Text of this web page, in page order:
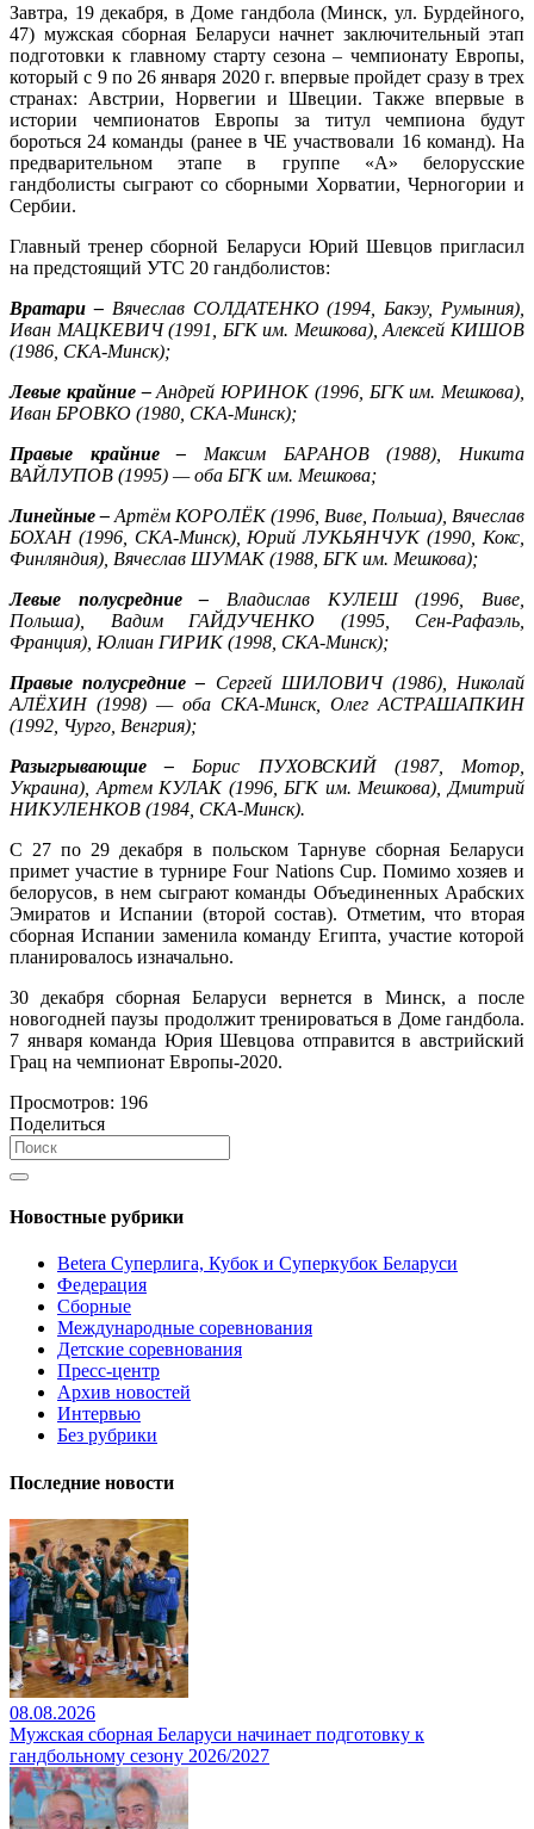
Завтра, 19 декабря, в Доме гандбола (Минск, ул. Бурдейного,
47) мужская сборная Беларуси начнет заключительный этап
подготовки к главному старту сезона – чемпионату Европы,
который с 9 по 26 января 2020 г. впервые пройдет сразу в трех
странах: Австрии, Норвегии и Швеции. Также впервые в
истории чемпионатов Европы за титул чемпиона будут
бороться 24 команды (ранее в ЧЕ участвовали 16 команд). На
предварительном этапе в группе «А» белорусские
гандболисты сыграют со сборными Хорватии, Черногории и
Сербии.
Главный тренер сборной Беларуси Юрий Шевцов пригласил
на предстоящий УТС 20 гандболистов:
Вратари –Вячеслав СОЛДАТЕНКО (1994, Бакэу, Румыния),
Иван МАЦКЕВИЧ (1991, БГК им. Мешкова), Алексей КИШОВ
(1986, СКА-Минск);
Левые крайние –Андрей ЮРИНОК (1996, БГК им. Мешкова),
Иван БРОВКО (1980, СКА-Минск);
Правые крайние
– Максим БАРАНОВ (1988), Никита
ВАЙЛУПОВ (1995) — оба БГК им. Мешкова;
Линейные – Артём КОРОЛЁК (1996, Виве, Польша), Вячеслав
БОХАН (1996, СКА-Минск), Юрий ЛУКЬЯНЧУК (1990, Кокс,
Финляндия), Вячеслав ШУМАК (1988, БГК им. Мешкова);
Левые полусредние – Владислав КУЛЕШ (1996, Виве,
Польша), Вадим ГАЙДУЧЕНКО (1995, Сен-Рафаэль,
Франция), Юлиан ГИРИК (1998, СКА-Минск);
Правые полусредние – Сергей ШИЛОВИЧ (1986), Николай
АЛЁХИН (1998) — оба СКА-Минск, Олег АСТРАШАПКИН
(1992, Чурго, Венгрия);
Разыгрывающие – Борис ПУХОВСКИЙ (1987, Мотор,
Украина), Артем КУЛАК (1996, БГК им. Мешкова), Дмитрий
НИКУЛЕНКОВ (1984, СКА-Минск).
С 27 по 29 декабря в польском Тарнуве сборная Беларуси
примет участие в турнире Four Nations Cup. Помимо хозяев и
белорусов, в нем сыграют команды Объединенных Арабских
Эмиратов и Испании (второй состав). Отметим, что вторая
сборная Испании заменила команду Египта, участие которой
планировалось изначально.
30 декабря сборная Беларуси вернется в Минск, а после
новогодней паузы продолжит тренироваться в Доме гандбола.
7 января команда Юрия Шевцова отправится в австрийский
Грац на чемпионат Европы-2020.
Просмотров: 196
Поделиться
Новостные рубрики
Betera Суперлига, Кубок и Суперкубок Беларуси
Федерация
Сборные
Международные соревнования
Детские соревнования
Пресс-центр
Архив новостей
Интервью
Без рубрики
Последние новости
08.08.2026
Мужская сборная Беларуси начинает подготовку к
гандбольному сезону 2026/2027